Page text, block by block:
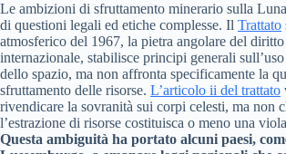
Le ambizioni di sfruttamento minerario sulla
di questioni legali ed etiche complesse. Il Trattato
atmosferico del 1967, la pietra angolare del diritto
internazionale, stabilisce principi generali
dello spazio, ma non affronta specificamente la
sfruttamento delle risorse. L’articolo ii del trattato
rivendicare la sovranità sui corpi celesti, ma non
l’estrazione di risorse costituisca o meno una
Questa ambiguità ha portato alcuni paesi,